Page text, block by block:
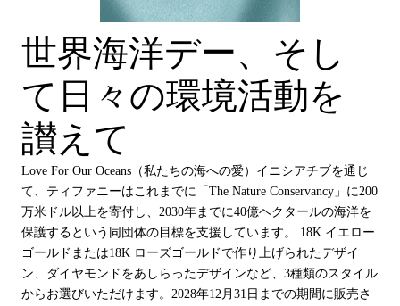
世界海洋デー、そし
て日々の環境活動を
讃えて
Love For Our Oceans（私たちの海への愛）イニシアチブを通じ
て、ティファニーはこれまでに「The Nature Conservancy」に200
万米ドル以上を寄付し、2030年までに40億ヘクタールの海洋を
保護するという同団体の目標を支援しています。 18K イエロー
ゴールドまたは18K ローズゴールドで作り上げられたデザイ
ン、ダイヤモンドをあしらったデザインなど、3種類のスタイル
からお選びいただけます。2028年12月31日までの期間に販売さ